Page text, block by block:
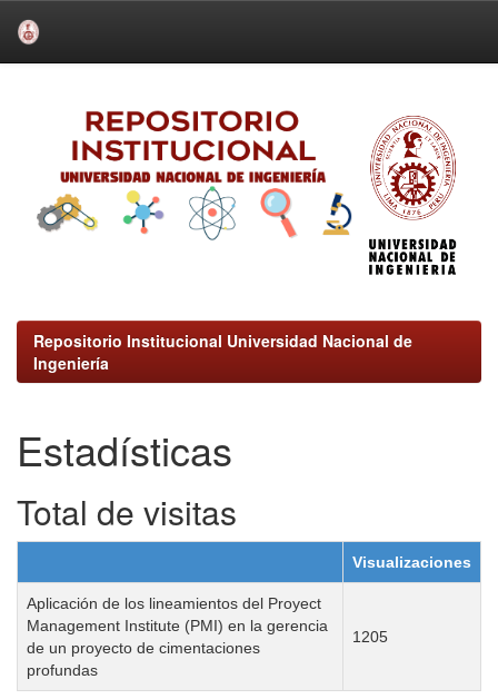
Repositorio Institucional Universidad Nacional de
Ingeniería
Estadísticas
Total de visitas
Visualizaciones
Aplicación de los lineamientos del Proyect
Management Institute (PMI) en la gerencia
de un proyecto de cimentaciones
profundas
1205